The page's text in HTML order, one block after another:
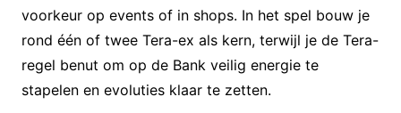
voorkeur op events of in shops. In het spel bouw je
rond één of twee Tera-ex als kern, terwijl je de Tera-
regel benut om op de Bank veilig energie te
stapelen en evoluties klaar te zetten.